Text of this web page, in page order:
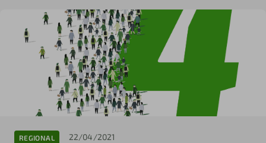
REGIONAL 22/04/2021